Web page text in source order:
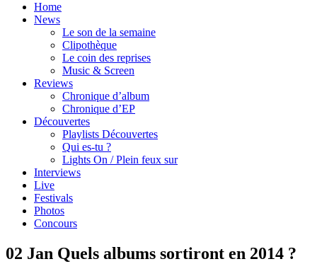
Home
News
Le son de la semaine
Clipothèque
Le coin des reprises
Music & Screen
Reviews
Chronique d’album
Chronique d’EP
Découvertes
Playlists Découvertes
Qui es-tu ?
Lights On / Plein feux sur
Interviews
Live
Festivals
Photos
Concours
02 Jan Quels albums sortiront en 2014 ?